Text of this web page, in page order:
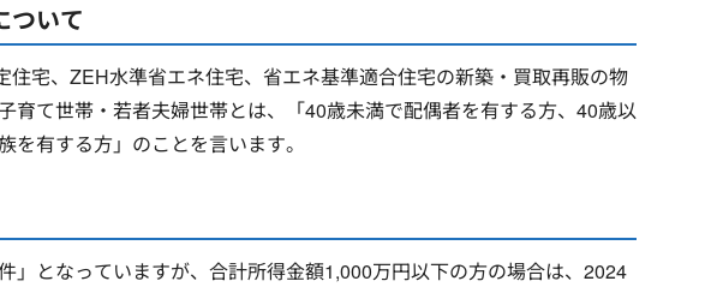
ついて
宅、ZEH水準省エネ住宅、省エネ基準適合住宅の新築・買取再販の物
て世帯・若者夫婦世帯とは、「40歳未満で配偶者を有する方、40歳以
有する方」のことを言います。
」となっていますが、合計所得金額1,000万円以下の方の場合は、2024